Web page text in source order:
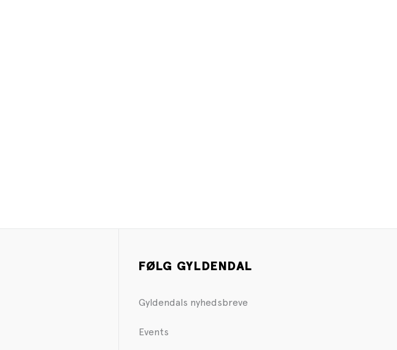
FØLG GYLDENDAL
Gyldendals nyhedsbreve
Events